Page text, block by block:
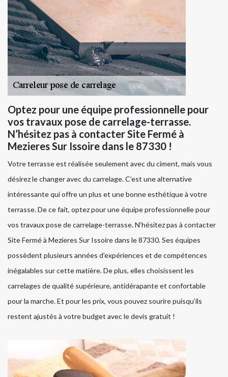
Optez pour une équipe professionnelle pour
vos travaux pose de carrelage-terrasse.
N’hésitez pas à contacter Site Fermé à
Mezieres Sur Issoire dans le 87330 !
Votre terrasse est réalisée seulement avec du ciment, mais vous
désirez le changer avec du carrelage. C’est une alternative
intéressante qui offre un plus et une bonne esthétique à votre
terrasse. De ce fait, optez pour une équipe professionnelle pour
vos travaux pose de carrelage-terrasse. N’hésitez pas à contacter
Site Fermé à Mezieres Sur Issoire dans le 87330. Ses équipes
possèdent plusieurs années d’expériences et de compétences
inégalables sur cette matière. De plus, elles choisissent les
carrelages de qualité supérieure, antidérapante et confortable
pour la marche. Et pour les prix, vous pouvez sourire puisqu’ils
restent ajustés à votre budget avec le devis gratuit !